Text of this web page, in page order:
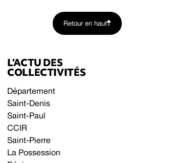
Retour en haut
L’ACTU DES
COLLECTIVITÉS
Département
Saint-Denis
Saint-Paul
CCIR
Saint-Pierre
La Possession